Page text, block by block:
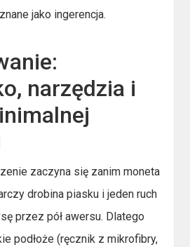
jako ingerencja.
narzędzia i
zaczyna się zanim moneta
drobina piasku i jeden ruch
przez pół awersu. Dlatego
podłoże (ręcznik z mikrofibry,